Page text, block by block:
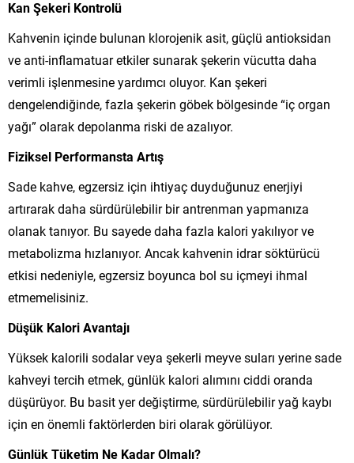
Kan Şekeri Kontrolü
Kahvenin içinde bulunan klorojenik asit, güçlü antioksidan
ve anti-inflamatuar etkiler sunarak şekerin vücutta daha
verimli işlenmesine yardımcı oluyor. Kan şekeri
dengelendiğinde, fazla şekerin göbek bölgesinde “iç organ
yağı” olarak depolanma riski de azalıyor.
Fiziksel Performansta Artış
Sade kahve, egzersiz için ihtiyaç duyduğunuz enerjiyi
artırarak daha sürdürülebilir bir antrenman yapmanıza
olanak tanıyor. Bu sayede daha fazla kalori yakılıyor ve
metabolizma hızlanıyor. Ancak kahvenin idrar söktürücü
etkisi nedeniyle, egzersiz boyunca bol su içmeyi ihmal
etmemelisiniz.
Düşük Kalori Avantajı
Yüksek kalorili sodalar veya şekerli meyve suları yerine sade
kahveyi tercih etmek, günlük kalori alımını ciddi oranda
düşürüyor. Bu basit yer değiştirme, sürdürülebilir yağ kaybı
için en önemli faktörlerden biri olarak görülüyor.
Günlük Tüketim Ne Kadar Olmalı?